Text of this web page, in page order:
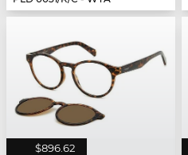
$896.62